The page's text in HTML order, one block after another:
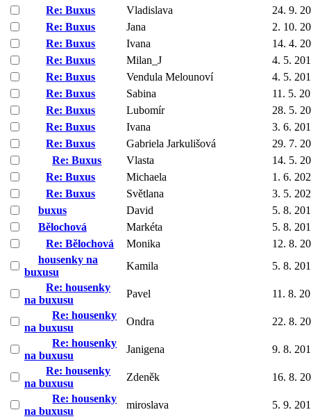
Re: Buxus
Vladislava
24. 9.
Re: Buxus
Jana
2. 10.
Re: Buxus
Ivana
14. 4.
Re: Buxus
Milan_J
4. 5.
Re: Buxus
Vendula Melounoví
4. 5.
Re: Buxus
Sabina
11. 5.
Re: Buxus
Lubomír
28. 5.
Re: Buxus
Ivana
3. 6.
Re: Buxus
Gabriela Jarkulišová
29. 7.
Re: Buxus
Vlasta
14. 5.
Re: Buxus
Michaela
1. 6.
Re: Buxus
Světlana
3. 5.
buxus
David
5. 8.
Bělochová
Markéta
5. 8.
Re: Bělochová
Monika
12. 8.
housenky na
buxusu
Kamila
5. 8.
Re: housenky
na buxusu
Pavel
11. 8.
Re: housenky
na buxusu
Ondra
22. 8.
Re: housenky
na buxusu
Janigena
9. 8.
Re: housenky
na buxusu
Zdeněk
16. 8.
Re: housenky
na buxusu
miroslava
5. 9.